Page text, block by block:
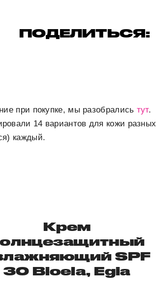
ПОДЕЛИТЬСЯ:
при покупке, мы разобрались тут.
14 вариантов для кожи разных
каждый.
Крем
SPF
30 Bioela, Egia